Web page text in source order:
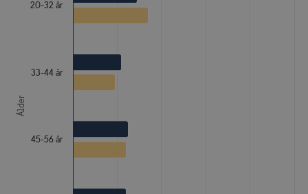
Ålder
20-32 år
33-44 år
45-56 år